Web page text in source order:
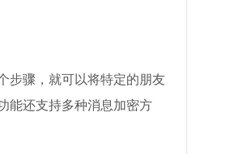
步骤，就可以将特定的朋友
能还支持多种消息加密方